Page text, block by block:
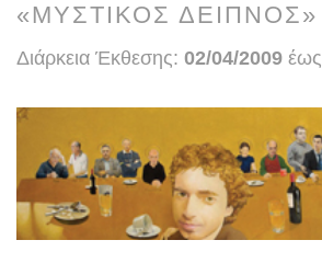
«ΜΥΣΤΙΚΟΣ ΔΕΙΠΝΟΣ»
Διάρκεια Έκθεσης: 02/04/2009 έως